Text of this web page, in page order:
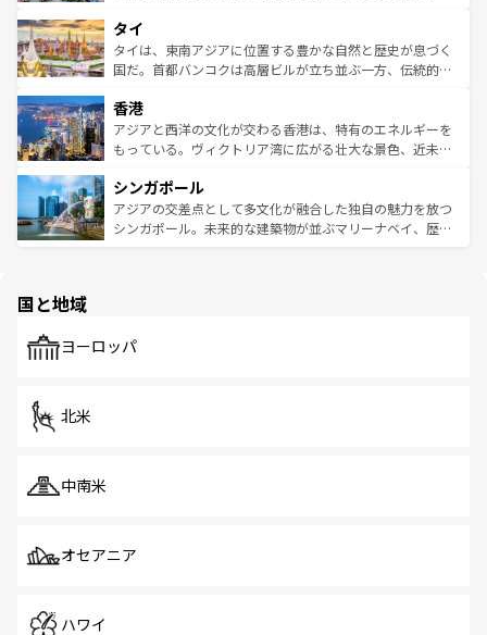
リティに包まれながら、韓国の多彩な魅力を心ゆくまで味
わってみてほしい。 なお、新着の韓国情報はコンテンツ一
覧を参照してほしい。
急速な発展と共に伝統が息づく。ハノイの古い町並みやホ
ーチミン市のフランス統治時代の建物も、独特の雰囲気を
醸し出している。また、バラエティの豊かさとおいしさで
とつ。フォーやバインミー、ベトナムコーヒーなどは、ぜ
ひ現地で味わいたい。どの地域を訪れてもあたたかい人々
が旅行者を迎えてくれるので、きっと忘れられない旅にな
参照してほしい。
タイ
タイは、東南アジアに位置する豊かな自然と歴史が息づく
国だ。首都バンコクは高層ビルが立ち並ぶ一方、伝統的な
の活気が交差している。北部ではチェンマイなどの山岳地
帯で自然と触れ合い、南部ではプーケットやクラビの美し
いビーチでリゾート気分を楽しむことができる。タイ料理
激する。気候は一年中温暖で、どの季節にも異なる楽しみ
が待っている。親しみやすいタイの人々、仏教を中心とし
た文化、そして多様な観光資源が、訪れる旅人を魅了し続
香港
アジアと西洋の文化が交わる香港は、特有のエネルギーを
もっている。ヴィクトリア湾に広がる壮大な景色、近未来
み、どこを訪れても感動するはず。観光スポットが密集し
ており、効率よく見どころを回れるのも魅力。息をのむよ
うな絶景から文化的な体験まで、香港を存分に楽しみ尽く
シンガポール
アジアの交差点として多文化が融合した独自の魅力を放つ
シンガポール。未来的な建築物が並ぶマリーナベイ、歴史
で、ホーカーズは地元の風情を楽しめる外せないスポット
国と地域
ヨーロッパ
北米
中南米
オセアニア
ハワイ